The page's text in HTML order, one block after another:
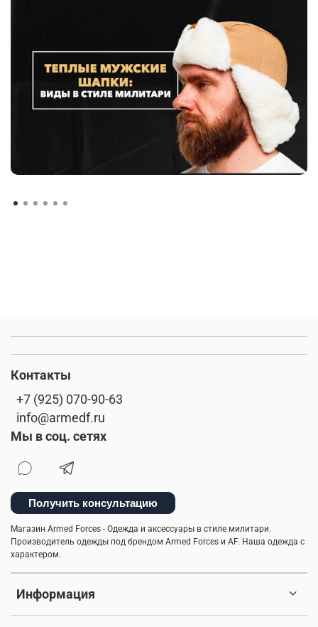
Информация
Контакты
+7 (925) 070-90-63
info@armedf.ru
Мы в соц. сетях
Получить консультацию
Магазин Armed Forces - Одежда и аксессуары в стиле милитари.
Производитель одежды под брендом Armed Forces и AF. Наша одежда с
характером.